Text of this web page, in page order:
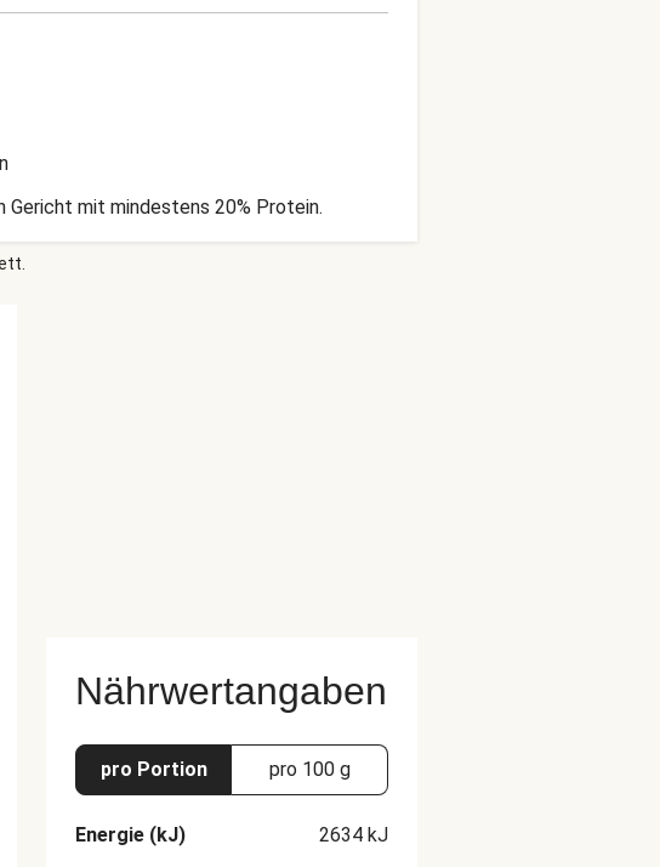
mit mindestens 20% Protein.
Nährwertangaben
pro Portion pro 100 g
Energie (kJ) 2634 kJ